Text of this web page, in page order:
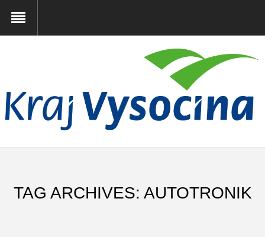
TAG ARCHIVES: AUTOTRONIK